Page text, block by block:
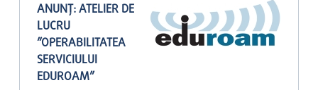
ANUNŢ: ATELIER DE
LUCRU
”OPERABILITATEA
SERVICIULUI
EDUROAM”